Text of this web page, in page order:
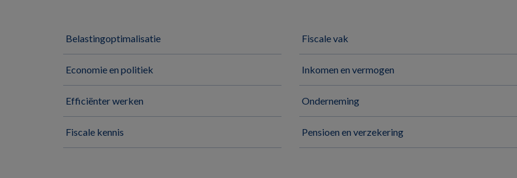
Belastingoptimalisatie
Economie en politiek
Efficiënter werken
Fiscale kennis
Fiscale vak
Inkomen en vermogen
Onderneming
Pensioen en verzekering